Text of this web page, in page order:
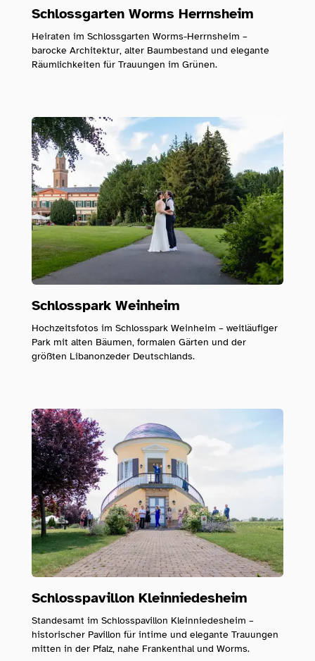
Schlossgarten Worms Herrnsheim
Heiraten im Schlossgarten Worms-Herrnsheim –
barocke Architektur, alter Baumbestand und elegante
Räumlichkeiten für Trauungen im Grünen.
Schlosspark Weinheim
Hochzeitsfotos im Schlosspark Weinheim – weitläufiger
Park mit alten Bäumen, formalen Gärten und der
größten Libanonzeder Deutschlands.
Schlosspavillon Kleinniedesheim
Standesamt im Schlosspavillon Kleinniedesheim –
historischer Pavillon für intime und elegante Trauungen
mitten in der Pfalz, nahe Frankenthal und Worms.